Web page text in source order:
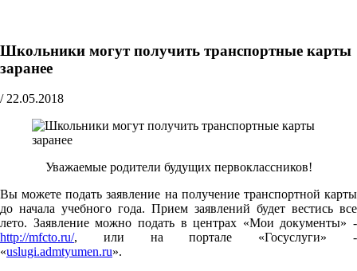
Школьники могут получить транспортные карты
заранее
/ 22.05.2018
Уважаемые родители будущих первоклассников!
Вы можете подать заявление на получение транспортной карты
до начала учебного года. Прием заявлений будет вестись все
лето. Заявление можно подать в центрах «Мои документы» -
http://mfcto.ru/, или на портале «Госуслуги» -
«uslugi.admtyumen.ru».